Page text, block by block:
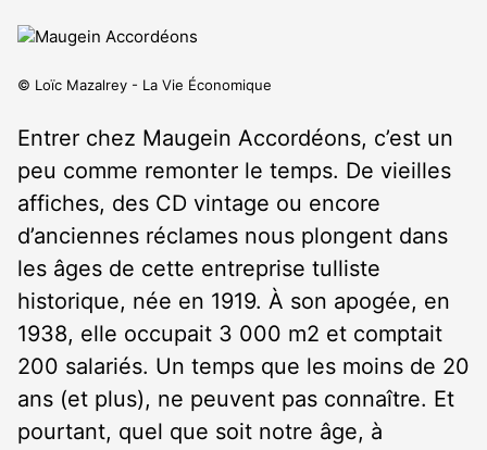
© Loïc Mazalrey - La Vie Économique
Entrer chez Maugein Accordéons, c’est un
peu comme remonter le temps. De vieilles
affiches, des CD vintage ou encore
d’anciennes réclames nous plongent dans
les âges de cette entreprise tulliste
historique, née en 1919. À son apogée, en
1938, elle occupait 3 000 m2 et comptait
200 salariés. Un temps que les moins de 20
ans (et plus), ne peuvent pas connaître. Et
pourtant, quel que soit notre âge, à